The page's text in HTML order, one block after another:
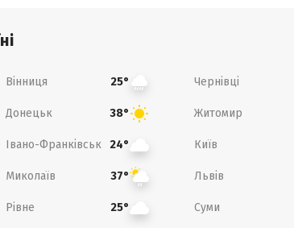
Вінниця 25° Чернівці
Донецьк 38° Житомир
Івано-Франківськ 24° Київ
Миколаїв 37° Львів
Рівне 25° Суми